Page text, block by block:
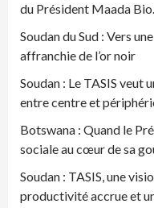
du Président Maada Bio.
Soudan du Sud : Vers
affranchie de l’or noir
Soudan : Le TASIS veut
entre centre et
Botswana : Quand le
sociale au cœur de sa
Soudan : TASIS, une
productivité accrue et